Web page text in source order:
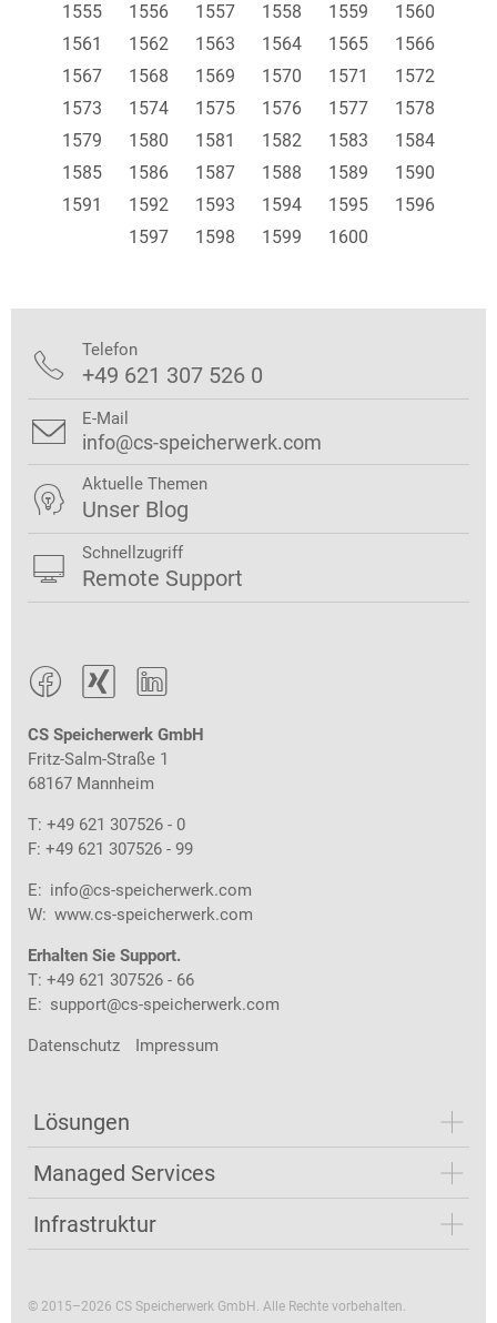
1555
1556 1557 1558 1559
1560
1561
1562 1563 1564 1565
1566
1567
1568 1569 1570 1571
1572
1573
1574 1575 1576 1577
1578
1579
1580 1581 1582 1583
1584
1585
1586 1587 1588 1589
1590
1591
1592 1593 1594 1595
1596
1597
1598 1599 1600
  
CS Speicherwerk GmbH
Fritz-Salm-Straße 1
68167 Mannheim
T: +49 621 307526 - 0
F: +49 621 307526 - 99
E: info@cs-speicherwerk.com
W: www.cs-speicherwerk.com
Erhalten Sie Support.
T: +49 621 307526 - 66
E: support@cs-speicherwerk.com
Datenschutz Impressum
Lösungen
Managed Services
Infrastruktur
 Telefon
+49 621 307 526 0
 E-Mail
info@cs-speicherwerk.com
 Aktuelle Themen
Unser Blog
 Schnellzugriff
Remote Support
© 2015–2026 CS Speicherwerk GmbH. Alle Rechte vorbehalten.